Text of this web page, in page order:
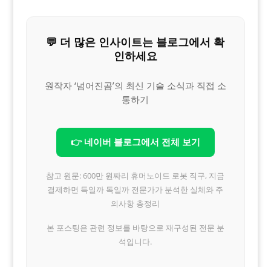
💬 더 많은 인사이트는 블로그에서 확
인하세요
원작자 ‘넘어진곰’의 최신 기술 소식과 직접 소
통하기
👉 네이버 블로그에서 전체 보기
참고 원문: 600만 원짜리 휴머노이드 로봇 직구, 지금
결제하면 득일까 독일까 전문가가 분석한 실체와 주
의사항 총정리
본 포스팅은 관련 정보를 바탕으로 재구성된 전문 분
석입니다.